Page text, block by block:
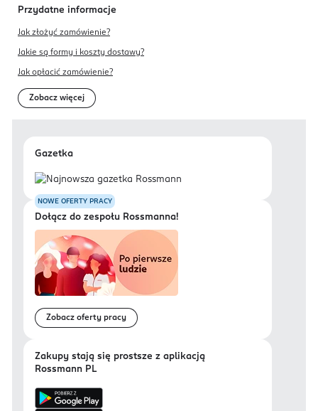
Przydatne informacje
Jak złożyć zamówienie?
Jakie są formy i koszty dostawy?
Jak opłacić zamówienie?
Zobacz więcej
Gazetka
NOWE OFERTY PRACY
Dołącz do zespołu Rossmanna!
Zobacz oferty pracy
Zakupy stają się prostsze z aplikacją
Rossmann PL